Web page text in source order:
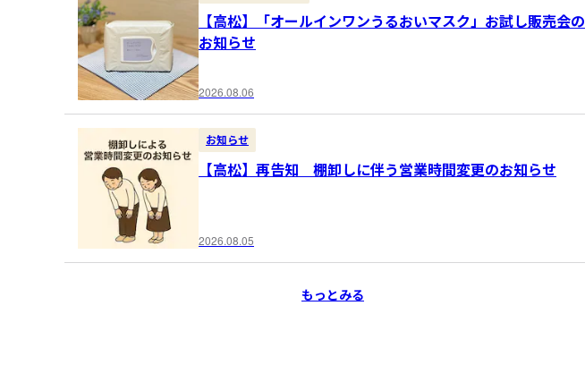
【高松】「オールインワンうるおいマスク」お試し販売会の
お知らせ
2026.08.06
お知らせ
【高松】再告知 棚卸しに伴う営業時間変更のお知らせ
2026.08.05
もっとみる